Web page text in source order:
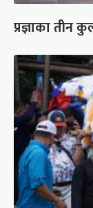
प्रज्ञाका